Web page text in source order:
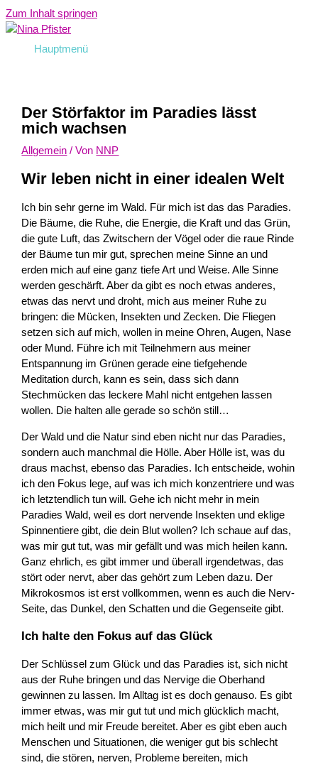
Zum Inhalt springen
Hauptmenü
Der Störfaktor im Paradies lässt
mich wachsen
Allgemein / Von NNP
Wir leben nicht in einer idealen Welt
Ich bin sehr gerne im Wald. Für mich ist das das Paradies.
Die Bäume, die Ruhe, die Energie, die Kraft und das Grün,
die gute Luft, das Zwitschern der Vögel oder die raue Rinde
der Bäume tun mir gut, sprechen meine Sinne an und
erden mich auf eine ganz tiefe Art und Weise. Alle Sinne
werden geschärft. Aber da gibt es noch etwas anderes,
etwas das nervt und droht, mich aus meiner Ruhe zu
bringen: die Mücken, Insekten und Zecken. Die Fliegen
setzen sich auf mich, wollen in meine Ohren, Augen, Nase
oder Mund. Führe ich mit Teilnehmern aus meiner
Entspannung im Grünen gerade eine tiefgehende
Meditation durch, kann es sein, dass sich dann
Stechmücken das leckere Mahl nicht entgehen lassen
wollen. Die halten alle gerade so schön still…
Der Wald und die Natur sind eben nicht nur das Paradies,
sondern auch manchmal die Hölle. Aber Hölle ist, was du
draus machst, ebenso das Paradies. Ich entscheide, wohin
ich den Fokus lege, auf was ich mich konzentriere und was
ich letztendlich tun will. Gehe ich nicht mehr in mein
Paradies Wald, weil es dort nervende Insekten und eklige
Spinnentiere gibt, die dein Blut wollen? Ich schaue auf das,
was mir gut tut, was mir gefällt und was mich heilen kann.
Ganz ehrlich, es gibt immer und überall irgendetwas, das
stört oder nervt, aber das gehört zum Leben dazu. Der
Mikrokosmos ist erst vollkommen, wenn es auch die Nerv-
Seite, das Dunkel, den Schatten und die Gegenseite gibt.
Ich halte den Fokus auf das Glück
Der Schlüssel zum Glück und das Paradies ist, sich nicht
aus der Ruhe bringen und das Nervige die Oberhand
gewinnen zu lassen. Im Alltag ist es doch genauso. Es gibt
immer etwas, was mir gut tut und mich glücklich macht,
mich heilt und mir Freude bereitet. Aber es gibt eben auch
Menschen und Situationen, die weniger gut bis schlecht
sind, die stören, nerven, Probleme bereiten, mich